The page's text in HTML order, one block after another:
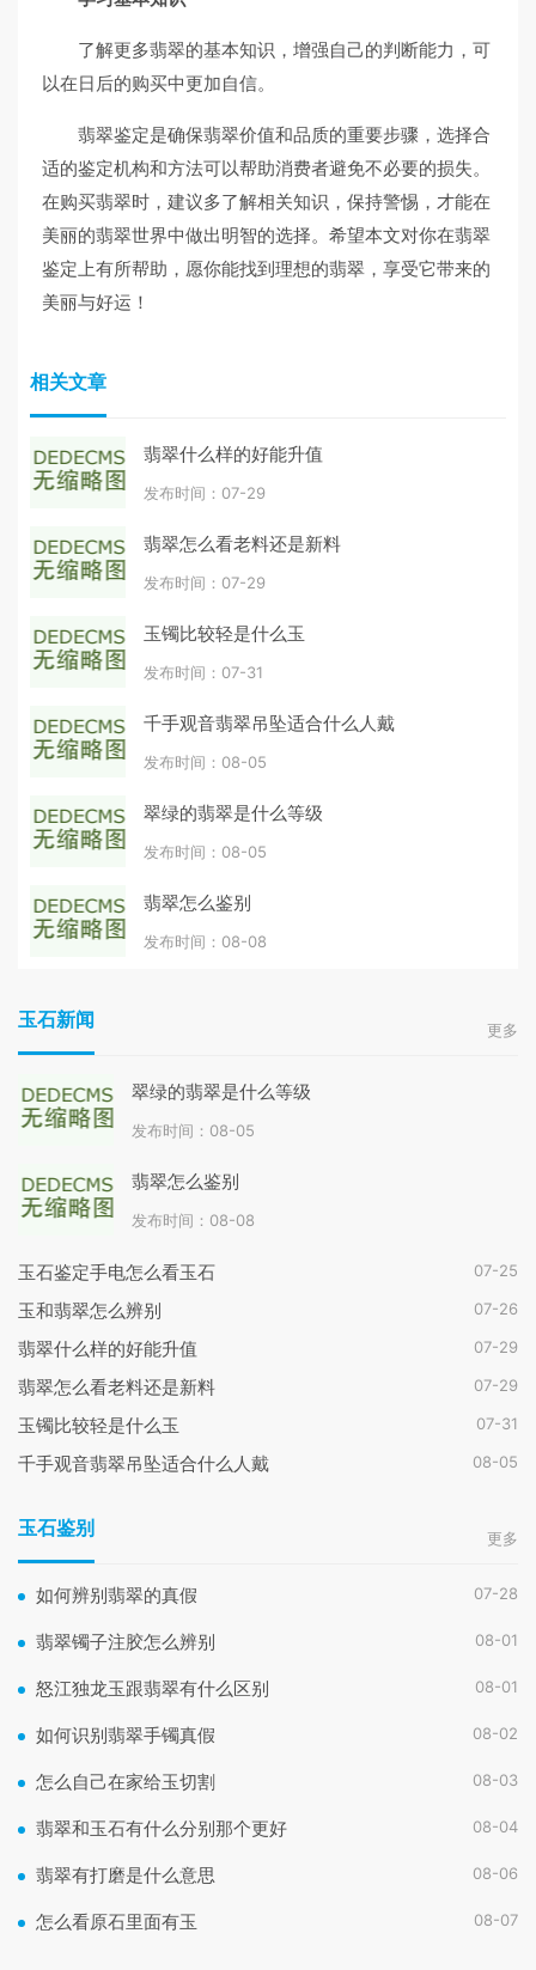
了解更多翡翠的基本知识，增强自己的判断能力，可
以在日后的购买中更加自信。
翡翠鉴定是确保翡翠价值和品质的重要步骤，选择合
适的鉴定机构和方法可以帮助消费者避免不必要的损失。
在购买翡翠时，建议多了解相关知识，保持警惕，才能在
美丽的翡翠世界中做出明智的选择。希望本文对你在翡翠
鉴定上有所帮助，愿你能找到理想的翡翠，享受它带来的
美丽与好运！
相关文章
翡翠什么样的好能升值
发布时间：07-29
翡翠怎么看老料还是新料
发布时间：07-29
玉镯比较轻是什么玉
发布时间：07-31
千手观音翡翠吊坠适合什么人戴
发布时间：08-05
翠绿的翡翠是什么等级
发布时间：08-05
翡翠怎么鉴别
发布时间：08-08
玉石新闻 更多
翠绿的翡翠是什么等级
发布时间：08-05
翡翠怎么鉴别
发布时间：08-08
玉石鉴定手电怎么看玉石 07-25
玉和翡翠怎么辨别 07-26
翡翠什么样的好能升值 07-29
翡翠怎么看老料还是新料 07-29
玉镯比较轻是什么玉 07-31
千手观音翡翠吊坠适合什么人戴 08-05
玉石鉴别 更多
如何辨别翡翠的真假 07-28
翡翠镯子注胶怎么辨别 08-01
怒江独龙玉跟翡翠有什么区别 08-01
如何识别翡翠手镯真假 08-02
怎么自己在家给玉切割 08-03
翡翠和玉石有什么分别那个更好 08-04
翡翠有打磨是什么意思 08-06
怎么看原石里面有玉 08-07